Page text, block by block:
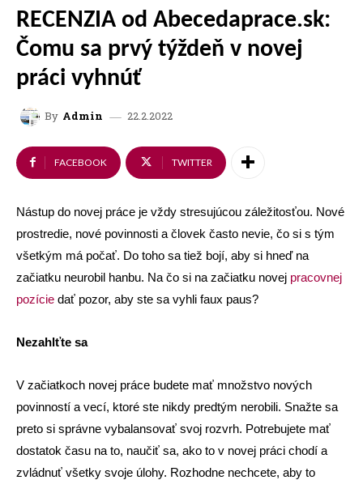
RECENZIA od Abecedaprace.sk:
Čomu sa prvý týždeň v novej
práci vyhnúť
By Admin 22.2.2022
FACEBOOK TWITTER
Nástup do novej práce je vždy stresujúcou záležitosťou. Nové
prostredie, nové povinnosti a človek často nevie, čo si s tým
všetkým má počať. Do toho sa tiež bojí, aby si hneď na
začiatku neurobil hanbu. Na čo si na začiatku novej pracovnej
pozície dať pozor, aby ste sa vyhli faux paus?
Nezahlťte sa
V začiatkoch novej práce budete mať množstvo nových
povinností a vecí, ktoré ste nikdy predtým nerobili. Snažte sa
preto si správne vybalansovať svoj rozvrh. Potrebujete mať
dostatok času na to, naučiť sa, ako to v novej práci chodí a
zvládnuť všetky svoje úlohy. Rozhodne nechcete, aby to